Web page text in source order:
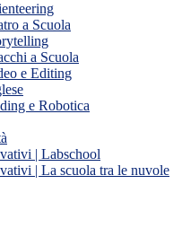
a Scuola
a Scuola
e Editing
e Robotica
| Labschool
| La scuola tra le nuvole